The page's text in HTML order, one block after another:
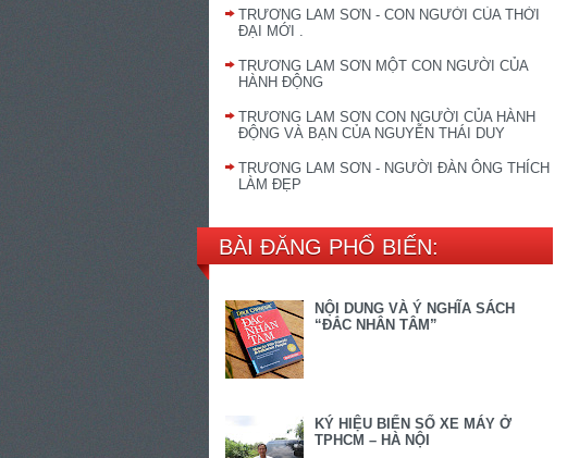
TRƯƠNG LAM SƠN - CON NGƯỜI CỦA THỜI
ĐẠI MỚI .
TRƯƠNG LAM SƠN MỘT CON NGƯỜI CỦA
HÀNH ĐỘNG
TRƯƠNG LAM SƠN CON NGƯỜI CỦA HÀNH
ĐỘNG VÀ BẠN CỦA NGUYỄN THÁI DUY
TRƯƠNG LAM SƠN - NGƯỜI ĐÀN ÔNG THÍCH
LÀM ĐẸP
BÀI ĐĂNG PHỔ BIẾN:
NỘI DUNG VÀ Ý NGHĨA SÁCH
“ĐẮC NHÂN TÂM”
KÝ HIỆU BIỂN SỐ XE MÁY Ở
TPHCM – HÀ NỘI